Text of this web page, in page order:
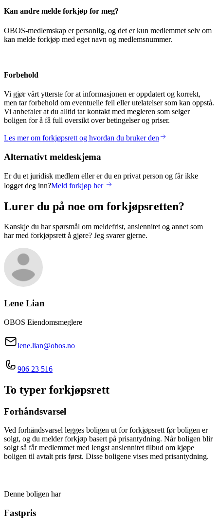
Kan andre melde forkjøp for meg?
OBOS-medlemskap er personlig, og det er kun medlemmet selv om
kan melde forkjøp med eget navn og medlemsnummer.
Forbehold
Vi gjør vårt ytterste for at informasjonen er oppdatert og korrekt,
men tar forbehold om eventuelle feil eller utelatelser som kan oppstå.
Vi anbefaler at du alltid tar kontakt med megleren som selger
boligen for å få full oversikt over betingelser og priser.
Les mer om forkjøpsrett og hvordan du bruker den
Alternativt meldeskjema
Er du et juridisk medlem eller er du en privat person og får ikke
logget deg inn?Meld forkjøp her
Lurer du på noe om forkjøpsretten?
Kanskje du har spørsmål om meldefrist, ansiennitet og annet som
har med forkjøpsrett å gjøre? Jeg svarer gjerne.
Lene Lian
OBOS Eiendomsmeglere
lene.lian@obos.no
906 23 516
To typer forkjøpsrett
Forhåndsvarsel
Ved forhåndsvarsel legges boligen ut for forkjøpsrett før boligen er
solgt, og du melder forkjøp basert på prisantydning. Når boligen blir
solgt så får medlemmet med lengst ansiennitet tilbud om kjøpe
boligen til avtalt pris først. Disse boligene vises med prisantydning.
Denne boligen har
Fastpris